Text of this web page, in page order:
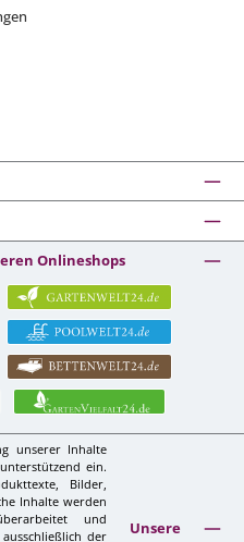
Onlineshops
unserer Inhalte
ein.
Bilder,
Inhalte werden
und
der
Unsere